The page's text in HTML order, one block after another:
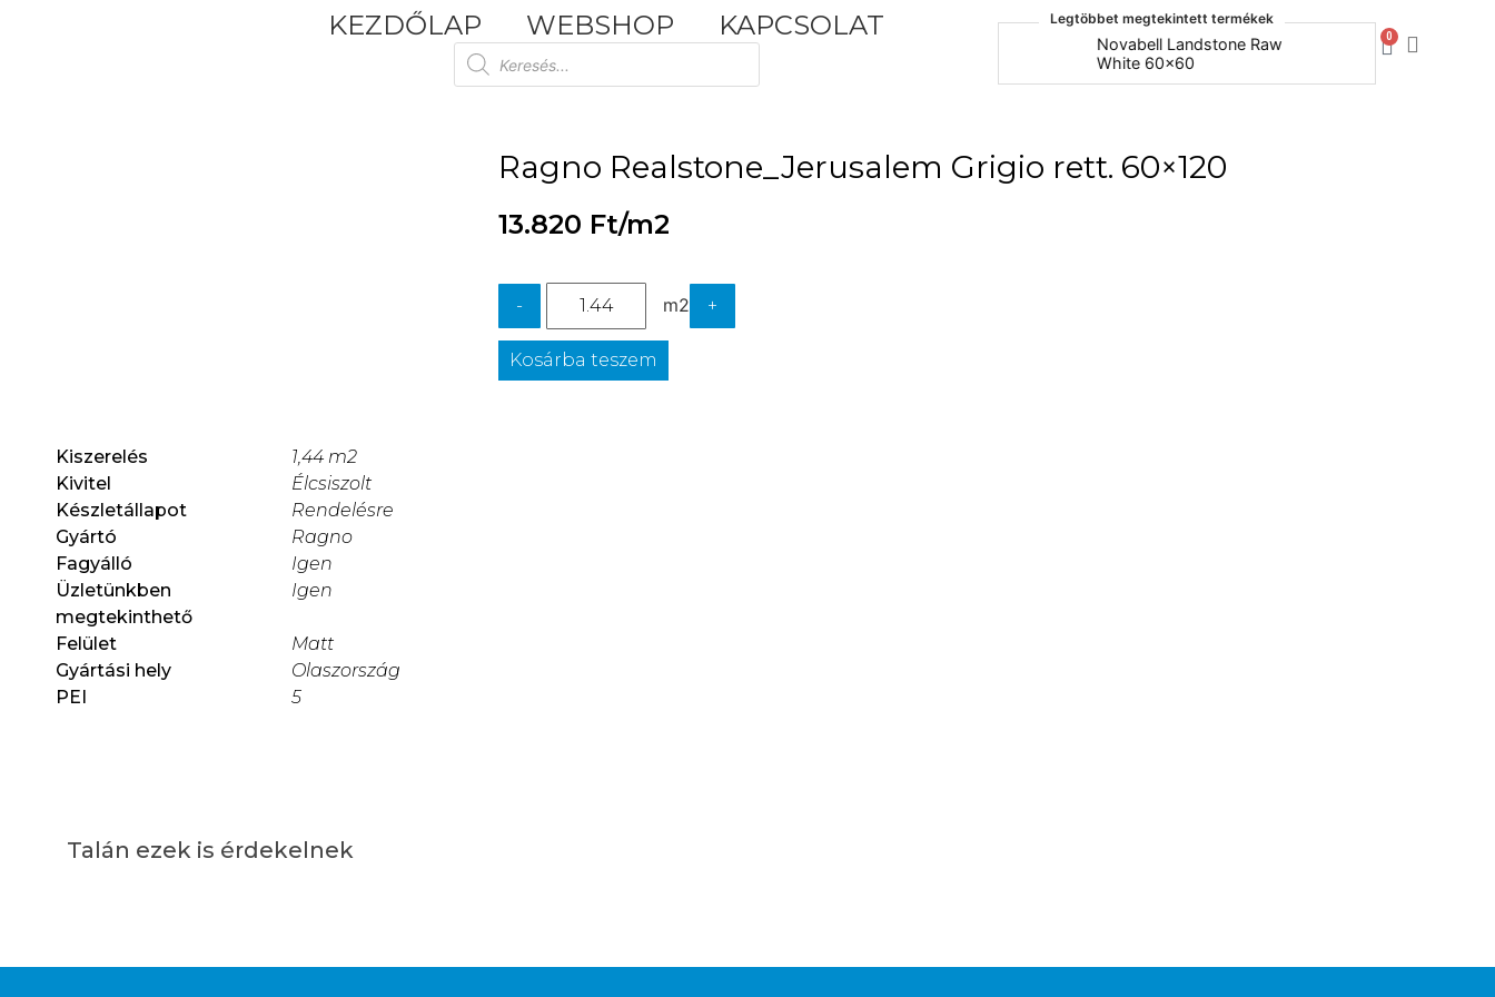
KEZDŐLAP WEBSHOP KAPCSOLAT Legtöbbet megtekintett termékek
Tuscania Durango Medium
Novabell Landstone Raw
White 60x60
0
Ragno Realstone_Jerusalem Grigio rett. 60×120
13.820 Ft/m2
- m2 +
Kosárba teszem
Kiszerelés
1,44 m2
Kivitel
Élcsiszolt
Készletállapot
Rendelésre
Gyártó
Ragno
Fagyálló
Igen
Üzletünkben
megtekinthető
Igen
Felület
Matt
Gyártási hely
Olaszország
PEI
5
Talán ezek is érdekelnek